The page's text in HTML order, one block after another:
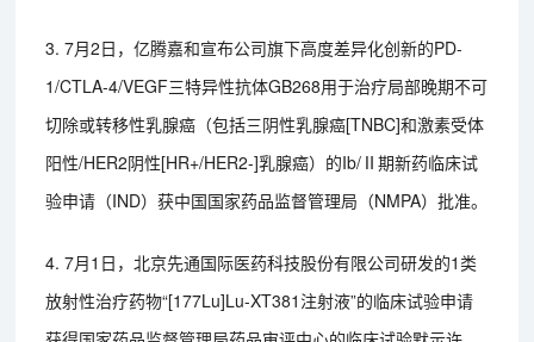
3. 7月2日，亿腾嘉和宣布公司旗下高度差异化创新的PD-
1/CTLA-4/VEGF三特异性抗体GB268用于治疗局部晚期不可
切除或转移性乳腺癌（包括三阴性乳腺癌[TNBC]和激素受体
阳性/HER2阴性[HR+/HER2-]乳腺癌）的Ib/Ⅱ期新药临床试
验申请（IND）获中国国家药品监督管理局（NMPA）批准。
4. 7月1日，北京先通国际医药科技股份有限公司研发的1类
放射性治疗药物“[177Lu]Lu-XT381注射液”的临床试验申请